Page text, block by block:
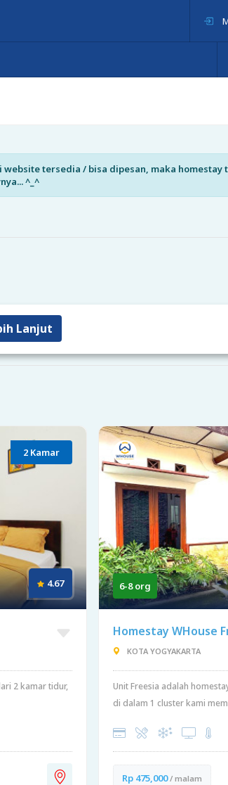
tersedia / bisa dipesan, maka
^_^
Lanjut
2 Kamar
4.67
2 kamar tidur,
6-8 org
Homestay WHouse
KOTA YOGYAKARTA
Unit Freesia adalah
di dalam 1 cluster kami
Rp 475,000/ malam